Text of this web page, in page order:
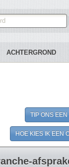
ACHTERGROND
TIP ONS
HOE KIES IK EEN